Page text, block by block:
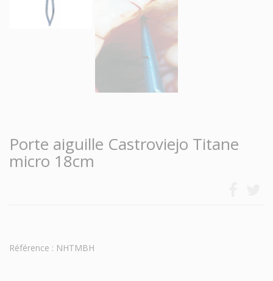
Porte aiguille Castroviejo Titane
micro 18cm
Référence : NHTMBH